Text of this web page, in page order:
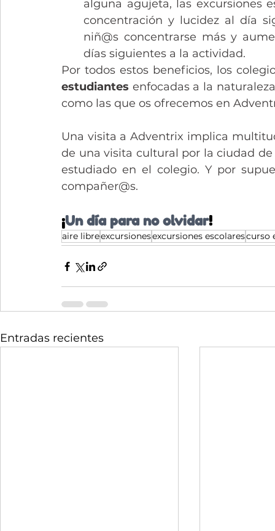
alguna agujeta, las excursiones
concentración y lucidez al día
niñ@s concentrarse más y
días siguientes a la actividad.
Por todos estos beneficios, los
estudiantes enfocadas a la
como las que os ofrecemos en
Una visita a Adventrix implica
de una visita cultural por la ciudad
estudiado en el colegio. Y por
compañer@s.
¡Un día para no olvidar!
aire libreexcursionesexcursiones escolarescurso
Entradas recientes